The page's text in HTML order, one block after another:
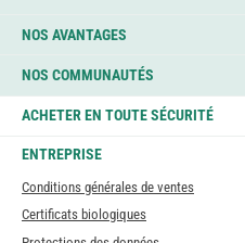
NOS AVANTAGES
NOS COMMUNAUTÉS
ACHETER EN TOUTE SÉCURITÉ
ENTREPRISE
Conditions générales de ventes
Certificats biologiques